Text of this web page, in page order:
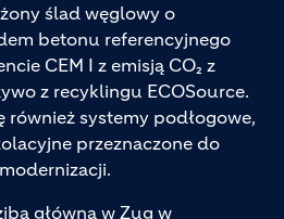
ślad węglowy o
betonu referencyjnego
CEM I z emisją CO₂ z
z recyklingu ECOSource.
również systemy podłogowe,
przeznaczone do
główną w Zug w